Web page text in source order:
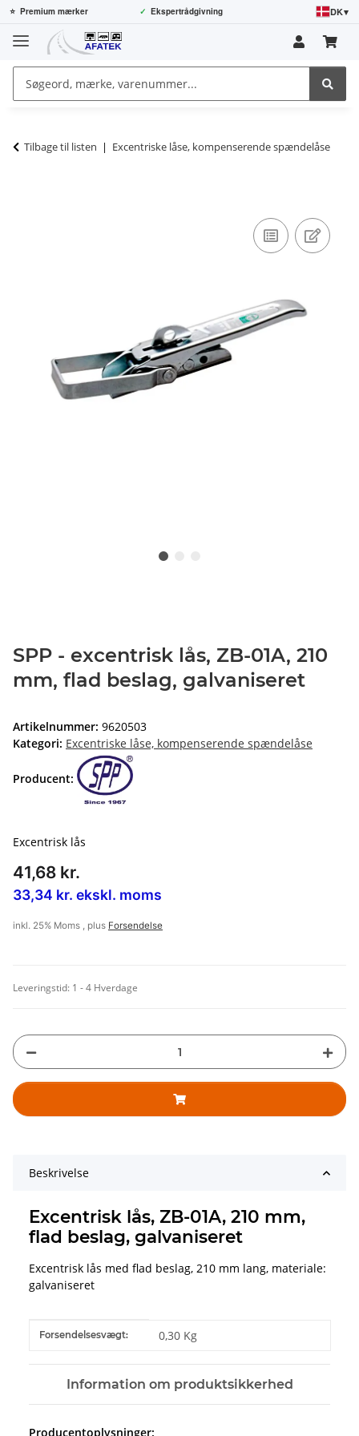
⭐ Premium mærker ✓ Ekspertrådgivning DK▾
Tilbage til listen Excentriske låse, kompenserende spændelåse
SPP - excentrisk lås, ZB-01A, 210
mm, flad beslag, galvaniseret
Artikelnummer: 9620503
Kategori: Excentriske låse, kompenserende spændelåse
Producent:
Excentrisk lås
41,68 kr.
33,34 kr. ekskl. moms
inkl. 25% Moms , plus Forsendelse
Leveringstid: 1 - 4 Hverdage
Beskrivelse
Excentrisk lås, ZB-01A, 210 mm,
flad beslag, galvaniseret
Excentrisk lås med flad beslag, 210 mm lang, materiale:
galvaniseret
#productDetails.itemInformation#
#productDetails.itemValue#
Forsendelsesvægt: 0,30 Kg
Information om produktsikkerhed
Producentoplysninger: